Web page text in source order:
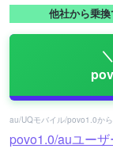
他社から乗
au/UQモバイル/povo1.0か
povo1.0/auユー